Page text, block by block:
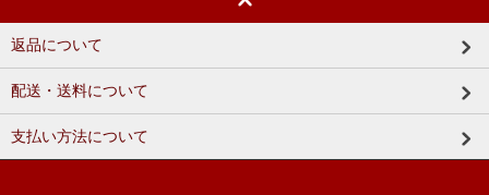
返品について
配送・送料について
支払い方法について